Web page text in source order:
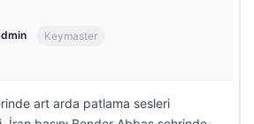
Keymaster
art arda patlama sesleri